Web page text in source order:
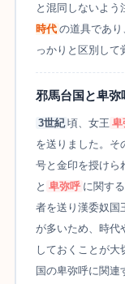
と混同しないよう
時代 の道具であ
っかりと区別して
邪馬台国と卑弥
3世紀 頃、女王 卑
を送りました。そ
号と金印を授けら
と 卑弥呼 に関す
者を送り漢委奴国
が多いため、時代
しておくことが大
国の卑弥呼に関連